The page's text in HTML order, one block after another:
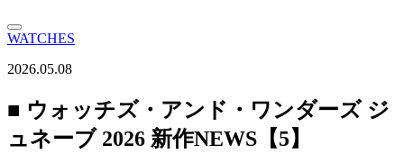
WATCHES
2026.05.08
■ ウォッチズ・アンド・ワンダーズ ジ
ュネーブ 2026 新作NEWS【5】